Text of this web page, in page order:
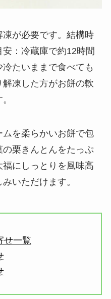
が必要です。結構時
：冷蔵庫で約12時間
たいままで食べても
凍した方がお餅の軟
を柔らかいお餅で包
栗きんとんをたっぷ
にしっとりを風味高
いただけます。
せ一覧